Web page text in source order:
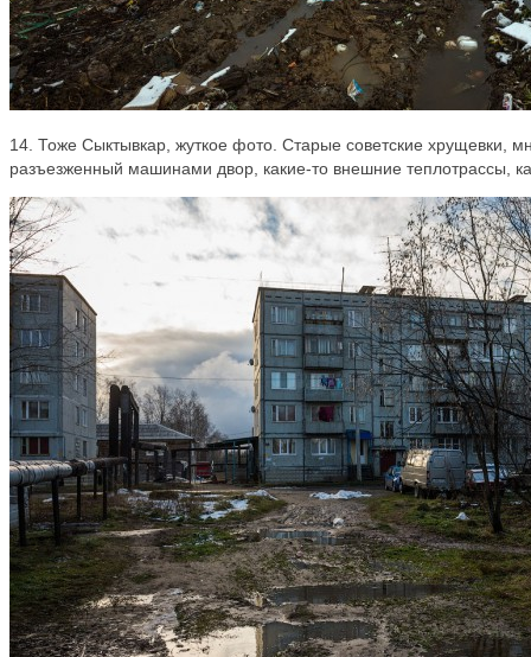
14. Тоже Сыктывкар, жуткое фото. Старые советские хрущевки,
разъезженный машинами двор, какие-то внешние теплотрассы,